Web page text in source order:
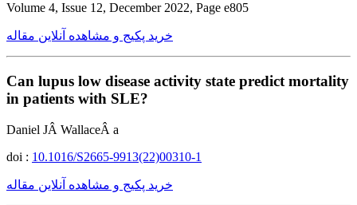
Volume 4, Issue 12, December 2022, Page e805
خرید پکیج و مشاهده آنلاین مقاله
Can lupus low disease activity state predict mortality
in patients with SLE?
Daniel JÂ WallaceÂ a
doi : 10.1016/S2665-9913(22)00310-1
خرید پکیج و مشاهده آنلاین مقاله